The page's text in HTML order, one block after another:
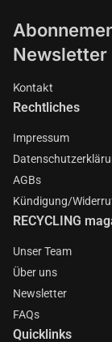
Newsletter
Kontakt
Rechtliches
Impressum
AGBs
Kündigung/
RECYCLING
Unser Team
Über uns
Newsletter
FAQs
Quicklinks